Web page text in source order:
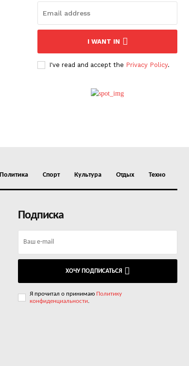
I WANT IN
I've read and accept the Privacy Policy.
Политика Спорт Культура Отдых Техно
Подписка
ХОЧУ ПОДПИСАТЬСЯ
Я прочитал о принимаю Политику
конфиденциальности.